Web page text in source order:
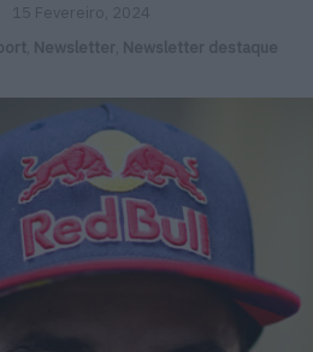
15 Fevereiro, 2024
Newsletter Newsletter destaque